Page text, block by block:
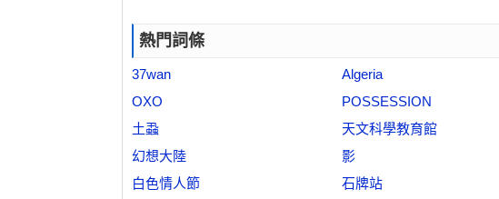
熱門詞條
37wan Algeria
OXO
POSSESSION
土蝨
天文科學教育館
幻想大陸
影
白色情人節
石牌站